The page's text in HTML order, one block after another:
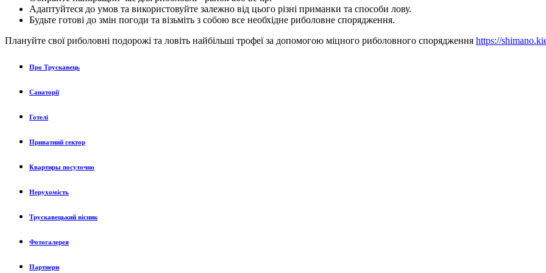
Адаптуйтеся до умов та використовуйте залежно від цього різні приманки та способи лову.
Будьте готові до змін погоди та візьміть з собою все необхідне риболовне спорядження.
Плануйте свої риболовні подорожі та ловіть найбільші трофеї за допомогою міцного риболовного спорядження https://
Про Трускавець
Санаторії
Готелі
Приватний сектор
Квартиры посуточно
Нерухомість
Трускавецький вісник
Фотогалерея
Партнери